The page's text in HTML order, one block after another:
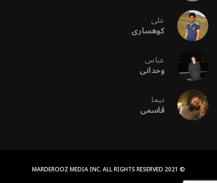
علی
کوهساری
عباس
وحدانی
نیما
قاسمی
© 2021 MARDEROOZ MEDIA INC. ALL RIGHTS RESERVED